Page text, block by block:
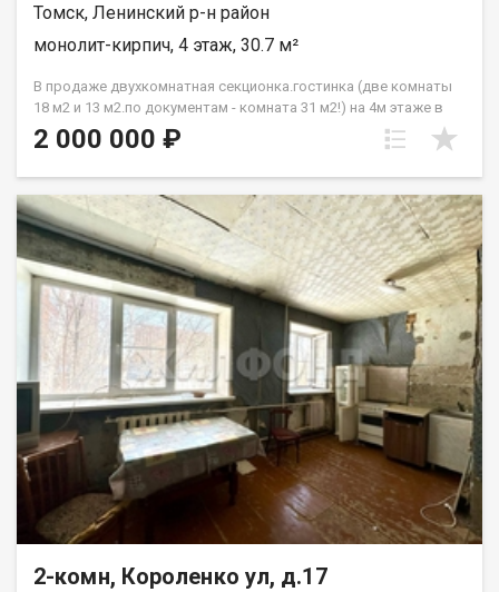
Томск, Ленинский р-н район
монолит-кирпич, 4 этаж, 30.7 м²
В продаже двухкомнатная секционка.гостинка (две комнаты
18 м2 и 13 м2.по документам - комната 31 м2!) на 4м этаже в
кирпичном доме в Ленинском р-не. В каждой комнате
проведена вода и установлены стиральные машины. Санузел
плане выделена территория жёлтым цветом), так как в
других комнатах установлены свои санузлы. Можно
спланировать оба пространства под одну квартиру (кухня-
гостиная + спальня.детская) или сдавать обе комнаты по
отдельности (как делал собственник ранее). Ремонт
требуется. Мебель и технику оставим. Вторая комната в таком
же состоянии (на фото представлена одна комната 13 м2).
Низкие коммунальные платежи. Один собственник. Ключи на
руках. Просмотры по договорённости. Рядом с объектом
находятся:1 школа,2 детских сада,5 продуктовых магазинов,4
спортивных учреждения,1 колледж,1 техникум. При звонке,
пожалуйста, сообщите номер варианта - JV002070109357
2 000 000 ₽
2-комн, Короленко ул, д.17